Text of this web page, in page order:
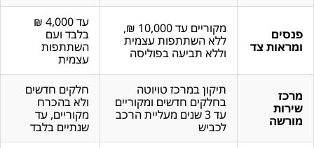
פנסים
ומראות צד
מקוריים עד 10,000 ₪,
ללא השתתפות עצמית
וללא תביעה בפוליסה
עד 4,000 ₪
בלבד ועם
השתתפות
עצמית
מרכז
שירות
מורשה
תיקון במרכז טויוטה
בחלקים חדשים ומקוריים
עד 3 שנים מעליית הרכב
לכביש
חלקים חדשים
ולא בהכרח
מקוריים, עד
שנתיים בלבד